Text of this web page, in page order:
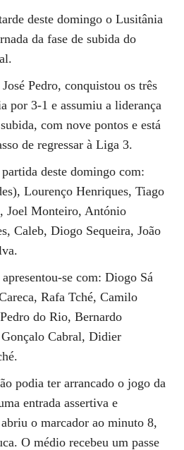
deste domingo o Lusitânia
da fase de subida do
Pedro, conquistou os três
por 3-1 e assumiu a liderança
com nove pontos e está
de regressar à Liga 3.
deste domingo com:
Lourenço Henriques, Tiago
Joel Monteiro, António
Caleb, Diogo Sequeira, João
se com: Diogo Sá
Rafa Tché, Camilo
do Rio, Bernardo
Cabral, Didier
podia ter arrancado o jogo da
entrada assertiva e
o marcador ao minuto 8,
O médio recebeu um passe